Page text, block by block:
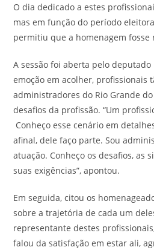
O dia dedicado a estes
mas em função do período
permitiu que a homenagem fosse
A sessão foi aberta pelo
emoção em acolher, profissionais
administradores do Rio Grande
desafios da profissão. “Um
Conheço esse cenário em
afinal, dele faço parte. Sou
atuação. Conheço os desafios, as
suas exigências”, apontou.
Em seguida, citou os
sobre a trajetória de cada um
representante destes
falou da satisfação em estar ali,